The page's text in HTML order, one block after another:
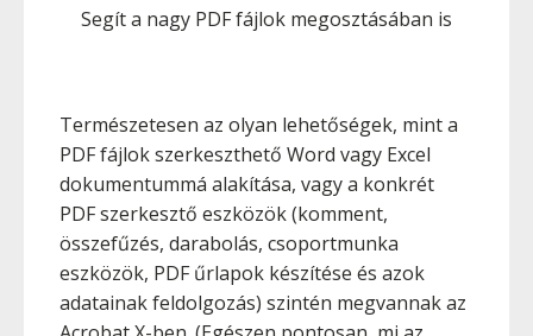
Segít a nagy PDF fájlok megosztásában is
Természetesen az olyan lehetőségek, mint a
PDF fájlok szerkeszthető Word vagy Excel
dokumentummá alakítása, vagy a konkrét
PDF szerkesztő eszközök (komment,
összefűzés, darabolás, csoportmunka
eszközök, PDF űrlapok készítése és azok
adatainak feldolgozás) szintén megvannak az